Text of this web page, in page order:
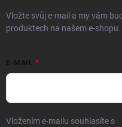
Vložte svůj e-mail a my vám
produktech na našem e-shopu.
E-MAIL
Vložením e-mailu souhlasíte s